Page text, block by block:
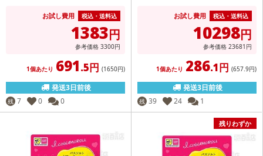
お試し費用 税込・送料込
1383円
参考価格 3300円
1個あたり 691.5円 (1650円)
発送3日前後
残 7 0 0
お試し費用 税込・送料込
10298円
参考価格 23681 円
1個あたり 286.1円 (657.9円)
発送3日前後
残 39 24 1
残りわずか